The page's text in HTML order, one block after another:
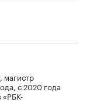
магистр
с 2020 года
«РБК-